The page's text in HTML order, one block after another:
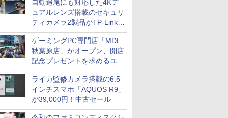
自動追尾にも対応した4Kデ
ュアルレンズ搭載のセキュリ
ティカメラ2製品がTP-Linkか
ら
ゲーミングPC専門店「MDL
秋葉原店」がオープン、開店
記念プレゼントを求めるユー
ザーが押し寄せ長蛇の列に
ライカ監修カメラ搭載の6.5
インチスマホ「AQUOS R9」
が39,000円！中古セール